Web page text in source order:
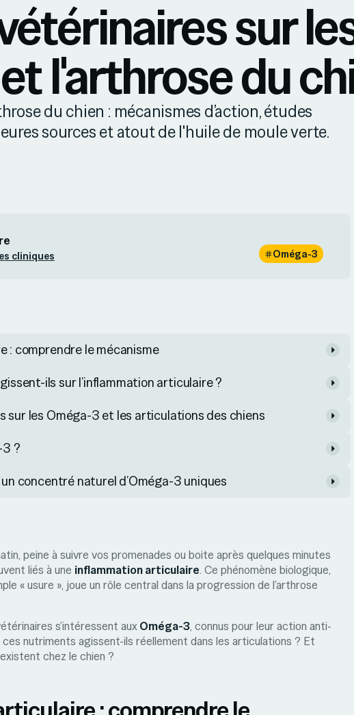
sur
l'arthrose du
du chien : mécanismes d’action, études
sources et atout de l'huile de moule verte.
cliniques Oméga-3
: comprendre le mécanisme
ils sur l’inflammation articulaire ?
sur les Oméga-3 et les articulations des chiens
?
un concentré naturel d’Oméga-3 uniques
peine à suivre vos promenades ou boite après quelques minutes
liés à une inflammation articulaire. Ce phénomène biologique,
« usure », joue un rôle central dans la progression de l’arthrose
s’intéressent auxOméga-3, connus pour leur action anti-
nutriments agissent-ils réellement dans les articulations ? Et
chez le chien ?